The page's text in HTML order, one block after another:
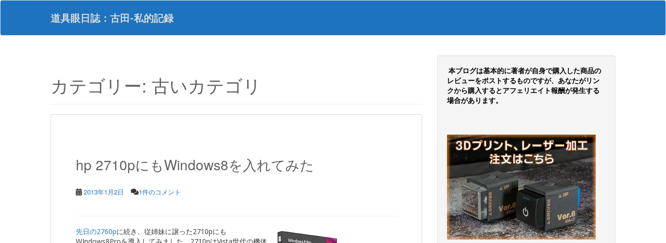
S
p
道具眼日誌：古田-私的記録
カテゴリー: 古いカテゴリ
hp 2710pにもWindows8を入れてみた
2013年1月2日 1件のコメント
先日の2760pに続き、従姉妹に譲った2710pにも
本ブログは基本的に著者が自身で購入した商品の
レビューをポストするものですが、あなたがリン
クから購入するとアフェリエイト報酬が発生する
場合があります。